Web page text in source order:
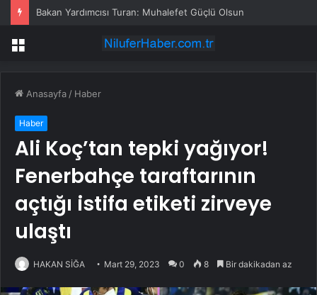
Bakan Yardımcısı Turan: Muhalefet Güçlü Olsun
Menü
Anasayfa / Haber
Haber
Ali Koç’tan tepki yağıyor!
Fenerbahçe taraftarının
açtığı istifa etiketi zirveye
ulaştı
HAKAN SİĞA Mart 29, 2023 0 8 Bir dakikadan az